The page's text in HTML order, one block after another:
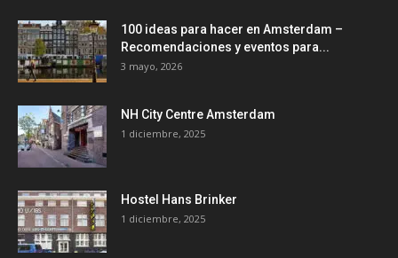
100 ideas para hacer en Amsterdam –
Recomendaciones y eventos para...
3 mayo, 2026
NH City Centre Amsterdam
1 diciembre, 2025
Hostel Hans Brinker
1 diciembre, 2025